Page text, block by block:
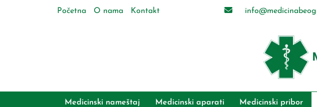
Početna O nama Kontakt
Medicinski nameštaj Medicinski aparati Medicinski pribor